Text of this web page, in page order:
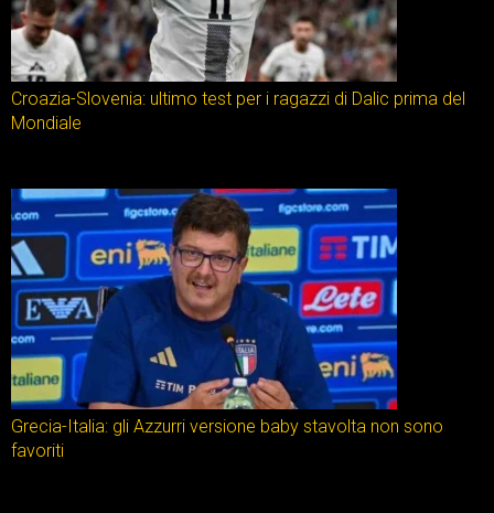
Croazia-Slovenia: ultimo test per i ragazzi di Dalic prima del
Mondiale
Grecia-Italia: gli Azzurri versione baby stavolta non sono
favoriti